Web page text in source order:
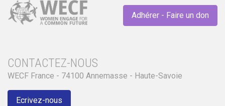
Adhérer - Faire un don
CONTACTEZ-NOUS
WECF France - 74100 Annemasse - Haute-Savoie
Ecrivez-nous